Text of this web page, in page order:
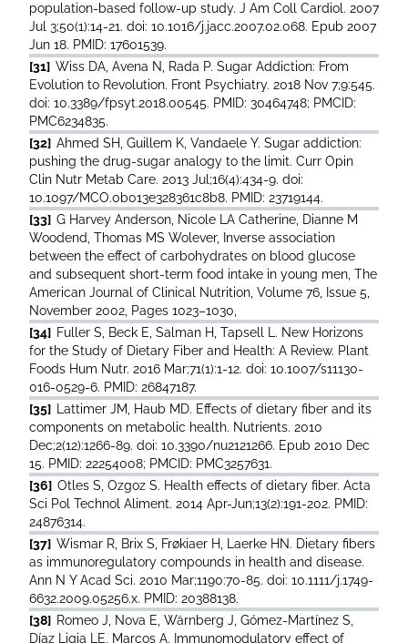
population-based follow-up study. J Am Coll Cardiol. 2007
Jul 3;50(1):14-21. doi: 10.1016/j.jacc.2007.02.068. Epub 2007
Jun 18. PMID: 17601539.
[31] Wiss DA, Avena N, Rada P. Sugar Addiction: From
Evolution to Revolution. Front Psychiatry. 2018 Nov 7;9:545.
doi: 10.3389/fpsyt.2018.00545. PMID: 30464748; PMCID:
PMC6234835.
[32] Ahmed SH, Guillem K, Vandaele Y. Sugar addiction:
pushing the drug-sugar analogy to the limit. Curr Opin
Clin Nutr Metab Care. 2013 Jul;16(4):434-9. doi:
10.1097/MCO.0b013e328361c8b8. PMID: 23719144.
[33] G Harvey Anderson, Nicole LA Catherine, Dianne M
Woodend, Thomas MS Wolever, Inverse association
between the effect of carbohydrates on blood glucose
and subsequent short-term food intake in young men, The
American Journal of Clinical Nutrition, Volume 76, Issue 5,
November 2002, Pages 1023–1030,
[34] Fuller S, Beck E, Salman H, Tapsell L. New Horizons
for the Study of Dietary Fiber and Health: A Review. Plant
Foods Hum Nutr. 2016 Mar;71(1):1-12. doi: 10.1007/s11130-
016-0529-6. PMID: 26847187.
[35]
Lattimer JM, Haub MD. Effects of dietary fiber and its
components on metabolic health. Nutrients. 2010
Dec;2(12):1266-89. doi: 10.3390/nu2121266. Epub 2010 Dec
15. PMID: 22254008; PMCID: PMC3257631.
[36] Otles S, Ozgoz S. Health effects of dietary fiber. Acta
Sci Pol Technol Aliment. 2014 Apr-Jun;13(2):191-202. PMID:
24876314.
[37] Wismar R, Brix S, Frøkiaer H, Laerke HN. Dietary fibers
as immunoregulatory compounds in health and disease.
Ann N Y Acad Sci. 2010 Mar;1190:70-85. doi: 10.1111/j.1749-
6632.2009.05256.x. PMID: 20388138.
[38] Romeo J, Nova E, Wärnberg J, Gómez-Martínez S,
Díaz Ligia LE, Marcos A. Immunomodulatory effect of